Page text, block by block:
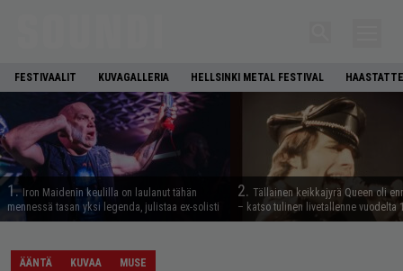
FESTIVAALIT KUVAGALLERIA HELLSINKI METAL FESTIVAL
1. Iron Maidenin keulilla on laulanut tähän
mennessä tasan yksi legenda, julistaa ex-solisti
2. Tällainen keikkajyrä Queen oli
– katso tulinen livetallenne vuodelta
ÄÄNTÄ KUVAA MUSE